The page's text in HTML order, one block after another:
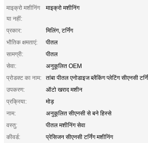
माइक्रो मशीनिंग
या नहीं:
माइक्रो मशीनिंग
प्रकार:
मिलिंग, टर्निंग
भौतिक क्षमताएं:
पीतल
सामग्री:
पीतल
सेवा:
अनुकूलित OEM
प्रोडक्ट का नाम:
तांबा पीतल एनोडाइज ब्लैकिंग प्लेटिंग सीएनसी
उपकरण:
ऑटो खराद मशीन
प्रक्रिया:
मोड़
नाम:
अनुकूलित सीएनसी से बने हिस्से
वस्तु:
पीतल मशीनिंग सेवा
कीवर्ड:
प्रेसिजन सीएनसी टर्निंग मशीनिंग